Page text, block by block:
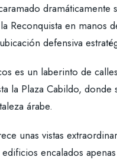
dramáticamente
Reconquista en manos
defensiva
es un laberinto de
la Plaza Cabildo,
árabe.
unas vistas
encalados